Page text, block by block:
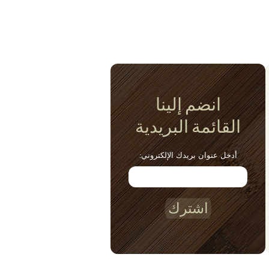
انضم إلينا
القائمة البريدية
أدخل عنوان بريدك الإلكتروني:
اشترك